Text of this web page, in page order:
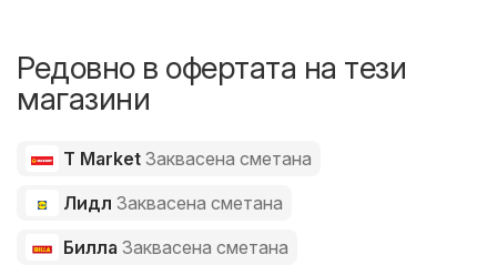
Редовно в офертата на тези
магазини
T Market Заквасена сметана
Лидл Заквасена сметана
Билла Заквасена сметана